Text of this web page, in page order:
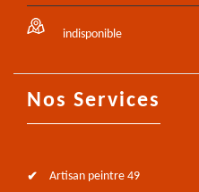
indisponible
Nos Services
Artisan peintre 49